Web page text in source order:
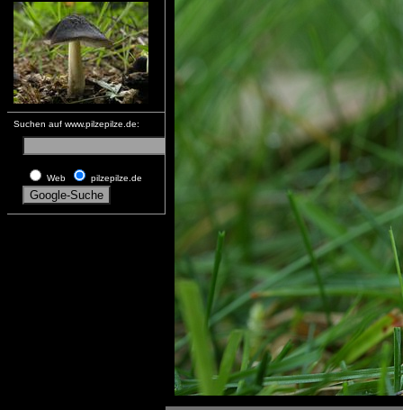
Suchen auf www.pilzepilze.de:
Web pilzepilze.de